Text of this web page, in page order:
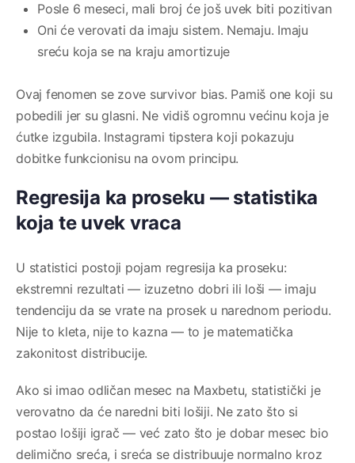
Posle 6 meseci, mali broj će još uvek biti pozitivan
Oni će verovati da imaju sistem. Nemaju. Imaju
sreću koja se na kraju amortizuje
Ovaj fenomen se zove survivor bias. Pamiš one koji su
pobedili jer su glasni. Ne vidiš ogromnu većinu koja je
ćutke izgubila. Instagrami tipstera koji pokazuju
dobitke funkcionisu na ovom principu.
Regresija ka proseku — statistika
koja te uvek vraca
U statistici postoji pojam regresija ka proseku:
ekstremni rezultati — izuzetno dobri ili loši — imaju
tendenciju da se vrate na prosek u narednom periodu.
Nije to kleta, nije to kazna — to je matematička
zakonitost distribucije.
Ako si imao odličan mesec na Maxbetu, statistički je
verovatno da će naredni biti lošiji. Ne zato što si
postao lošiji igrač — već zato što je dobar mesec bio
delimično sreća, i sreća se distribuuje normalno kroz